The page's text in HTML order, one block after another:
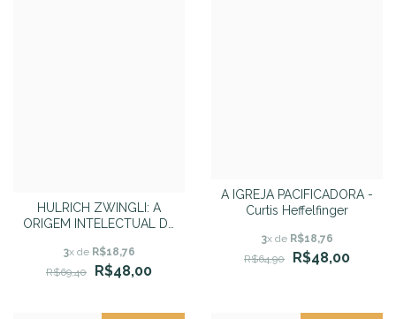
HULRICH ZWINGLI: A
ORIGEM INTELECTUAL DA
B. Tokashiki
3x de R$18,76
R$69,40
R$48,00
A IGREJA PACIFICADORA -
Curtis Heffelfinger
3x de R$18,76
R$64,90
R$48,00